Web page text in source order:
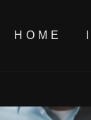
HOME